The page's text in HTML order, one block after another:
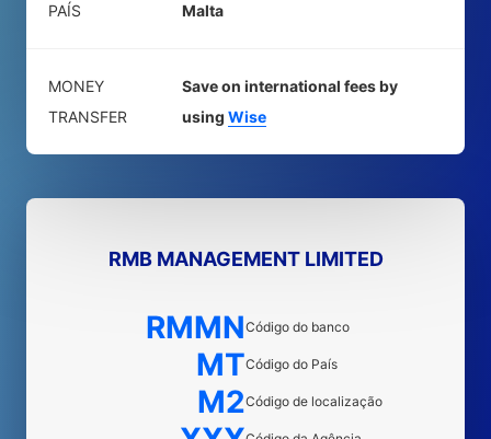
PAÍS Malta
MONEY
TRANSFER
Save on international fees by
using Wise
RMB MANAGEMENT LIMITED
RMMNCódigo do banco
MTCódigo do País
M2Código de localização